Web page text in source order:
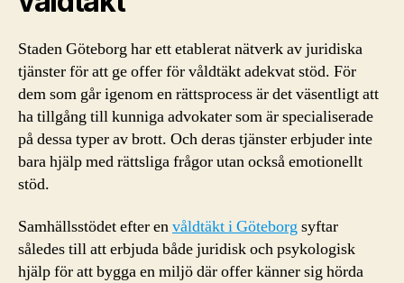
Staden Göteborg har ett etablerat nätverk av juridiska
tjänster för att ge offer för våldtäkt adekvat stöd. För
dem som går igenom en rättsprocess är det väsentligt att
ha tillgång till kunniga advokater som är specialiserade
på dessa typer av brott. Och deras tjänster erbjuder inte
bara hjälp med rättsliga frågor utan också emotionellt
stöd.
Samhällsstödet efter envåldtäkt i Göteborgsyftar
således till att erbjuda både juridisk och psykologisk
hjälp för att bygga en miljö där offer känner sig hörda